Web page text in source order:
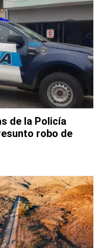
de la Policía
robo de